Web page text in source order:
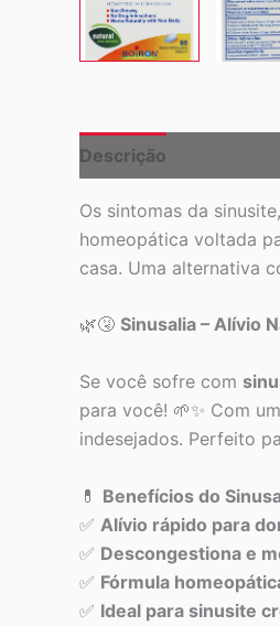
Descrição
Os sintomas da
homeopática voltada
casa. Uma alternativa
🌿🤧 Sinusalia – Alívio
Se você sofre com
para você! 🌱✨ Com
indesejados. Perfeito
💊 Benefícios do
✅ Alívio rápido para
✅ Descongestiona e
✅ Fórmula
✅ Ideal para sinusite